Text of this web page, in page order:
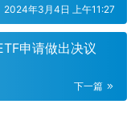
2024年3月4日 上午11:27
申请做出决议
下一篇